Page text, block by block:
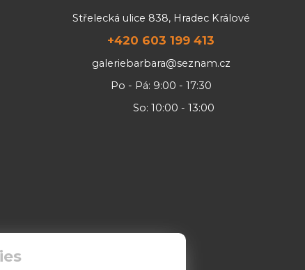
Střelecká ulice 838, Hradec Králové
+420 603 199 413
galeriebarbara@seznam.cz
Po - Pá: 9:00 - 17:30
So: 10:00 - 13:00